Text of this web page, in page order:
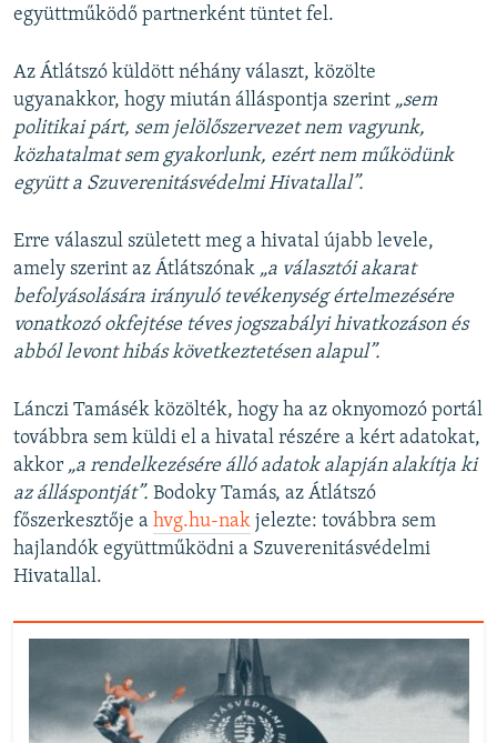
együttműködő partnerként tüntet fel.
Az Átlátszó küldött néhány választ, közölte
ugyanakkor, hogy miután álláspontja szerint „sem
politikai párt, sem jelölőszervezet nem vagyunk,
közhatalmat sem gyakorlunk, ezért nem működünk
együtt a Szuverenitásvédelmi Hivatallal”.
Erre válaszul született meg a hivatal újabb levele,
amely szerint az Átlátszónak „a választói akarat
befolyásolására irányuló tevékenység értelmezésére
vonatkozó okfejtése téves jogszabályi hivatkozáson és
abból levont hibás következtetésen alapul”.
Lánczi Tamásék közölték, hogy ha az oknyomozó portál
továbbra sem küldi el a hivatal részére a kért adatokat,
akkor „a rendelkezésére álló adatok alapján alakítja ki
az álláspontját”. Bodoky Tamás, az Átlátszó
főszerkesztője a hvg.hu-nak jelezte: továbbra sem
hajlandók együttműködni a Szuverenitásvédelmi
Hivatallal.